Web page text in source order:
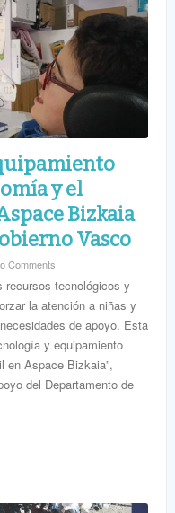
y el
Bizkaia
Vasco
Comments
recursos tecnológicos y
la atención a niñas y
de apoyo. Esta
y equipamiento
en Aspace Bizkaia”,
del Departamento de